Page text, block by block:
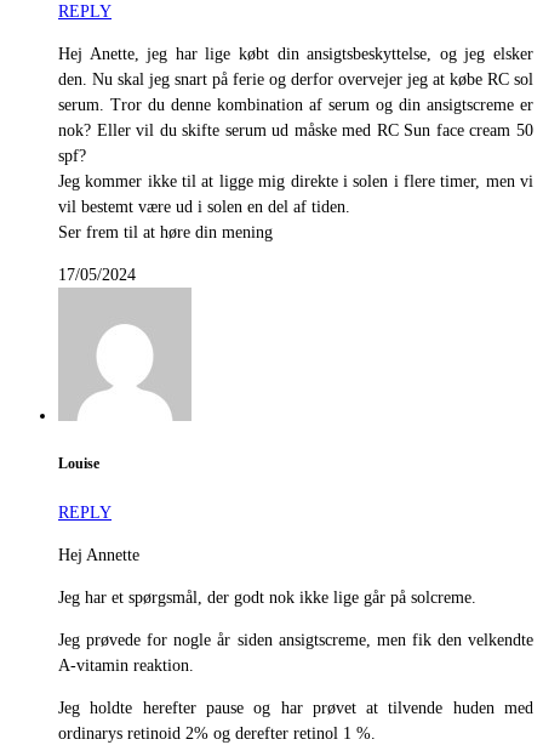
REPLY
Hej Anette, jeg har lige købt din ansigtsbeskyttelse, og jeg elsker
den. Nu skal jeg snart på ferie og derfor overvejer jeg at købe RC sol
serum. Tror du denne kombination af serum og din ansigtscreme er
nok? Eller vil du skifte serum ud måske med RC Sun face cream 50
spf?
Jeg kommer ikke til at ligge mig direkte i solen i flere timer, men vi
vil bestemt være ud i solen en del af tiden.
Ser frem til at høre din mening
17/05/2024
Louise
REPLY
Hej Annette
Jeg har et spørgsmål, der godt nok ikke lige går på solcreme.
Jeg prøvede for nogle år siden ansigtscreme, men fik den velkendte
A-vitamin reaktion.
Jeg holdte herefter pause og har prøvet at tilvende huden med
ordinarys retinoid 2% og derefter retinol 1 %.